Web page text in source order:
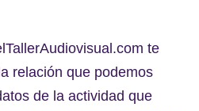
te
relación que podemos
de la actividad que